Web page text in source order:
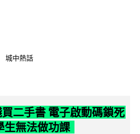
城中熱話
二手書 電子啟動碼鎖死
生無法做功課